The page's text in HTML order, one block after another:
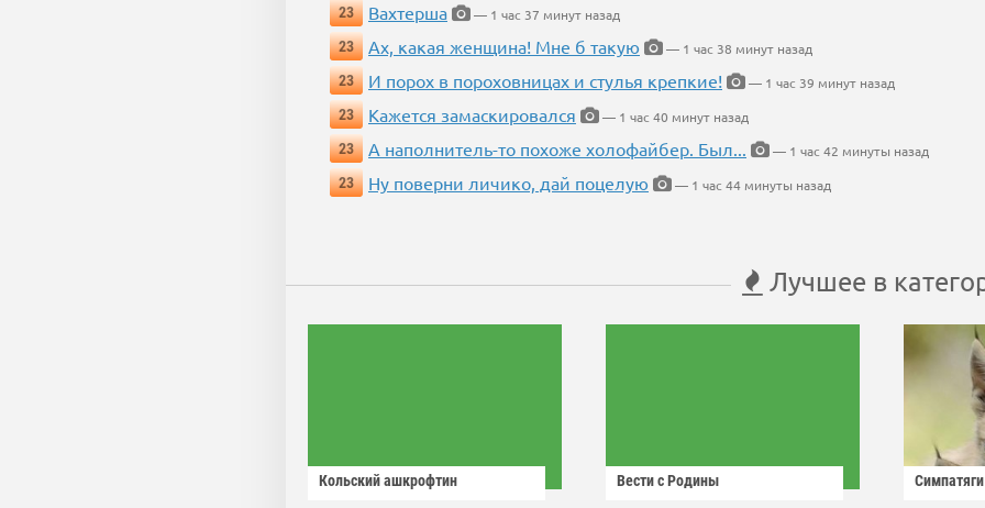
23
Вахтерша
— 1 час 37 минут назад
23
Ах, какая женщина! Мне б такую
— 1 час 38 минут назад
23
И порох в пороховницах и стулья крепкие!
— 1 час 39 минут назад
23
Кажется замаскировался
— 1 час 40 минут назад
23
А наполнитель-то похоже холофайбер. Был...
— 1 час 42 минуты назад
23
Ну поверни личико, дай поцелую — 1 час 44 минуты назад
Лучшее в
Кольский ашкрофтин Вести с Родины Симпатяги